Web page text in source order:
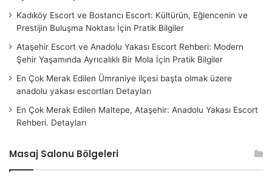
Kadıköy Escort ve Bostancı Escort: Kültürün, Eğlencenin ve
Prestijin Buluşma Noktası İçin Pratik Bilgiler
Ataşehir Escort ve Anadolu Yakası Escort Rehberi: Modern
Şehir Yaşamında Ayrıcalıklı Bir Mola İçin Pratik Bilgiler
En Çok Merak Edilen Ümraniye ilçesi başta olmak üzere
anadolu yakası escortları Detayları
En Çok Merak Edilen Maltepe, Ataşehir: Anadolu Yakası Escort
Rehberi. Detayları
Masaj Salonu Bölgeleri